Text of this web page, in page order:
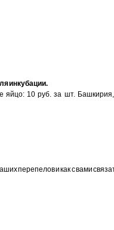
инкубации.
яйцо: 10 руб. за шт.
перепелов и как с вами